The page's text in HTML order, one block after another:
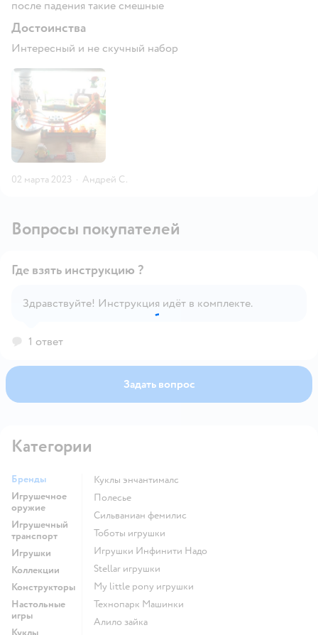
после падения такие смешные
Достоинства
Интересный и не скучный набор
02 марта 2023 · Андрей С.
Вопросы покупателей
Открыть вопрос
Где взять инструкцию ?
Здравствуйте! Инструкция идёт в комплекте.
1 ответ
Задать вопрос
Категории
Бренды
Игрушечное
оружие
Игрушечный
транспорт
Игрушки
Коллекции
Конструкторы
Настольные
игры
Куклы энчантималс
Полесье
Сильваниан фемилис
Тоботы игрушки
Игрушки Инфинити Надо
Stellar игрушки
my little pony игрушки
Технопарк Машинки
Алило зайка